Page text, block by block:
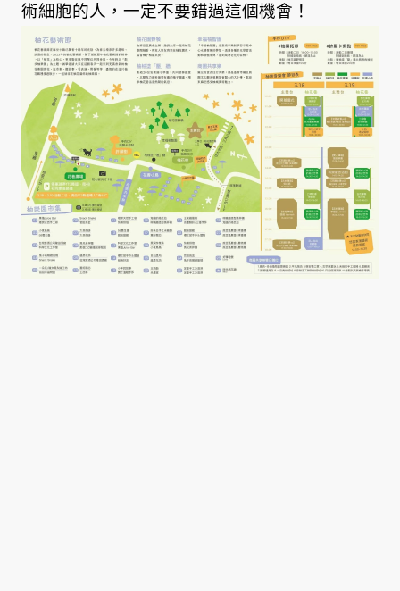
術細胞的人，一定不要錯過這個機會！